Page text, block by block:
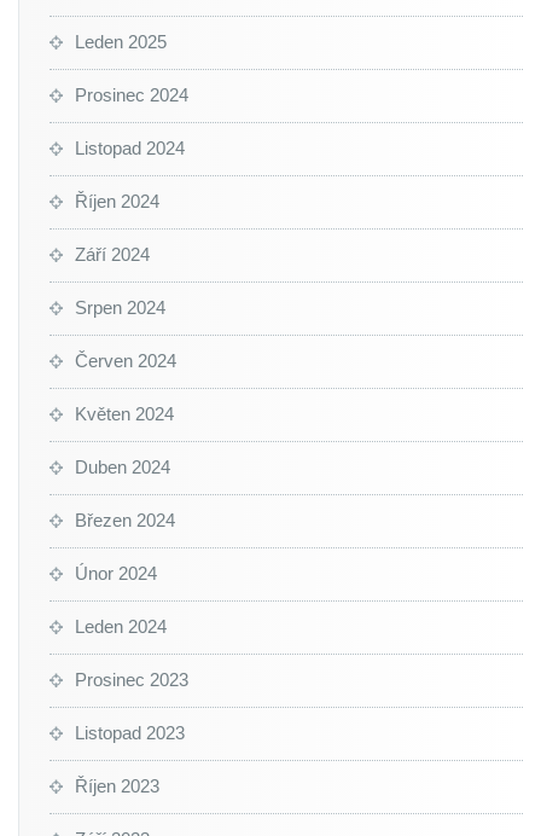
Leden 2025
Prosinec 2024
Listopad 2024
Říjen 2024
Září 2024
Srpen 2024
Červen 2024
Květen 2024
Duben 2024
Březen 2024
Únor 2024
Leden 2024
Prosinec 2023
Listopad 2023
Říjen 2023